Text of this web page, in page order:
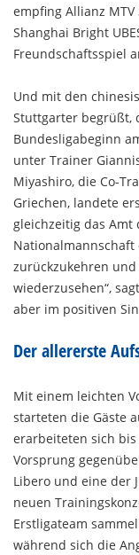
empfing Allianz
Shanghai Bright
Freundschaftsspiel
Und mit den
Stuttgarter begrüßt,
Bundesligabeginn
unter Trainer
Miyashiro, die Co-
Griechen, landete
gleichzeitig das Amt
Nationalmannschaft
zurückzukehren
wiederzusehen“,
aber im positiven
Der allererste
Mit einem leichten
starteten die Gäste
erarbeiteten sich
Vorsprung
Libero und eine der
neuen
Erstligateam
während sich die